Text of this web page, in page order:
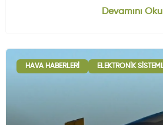
uçağı oldu. Bu tarihi test,
Devamını Oku
HAVA HABERLERI ELEKTRONIK